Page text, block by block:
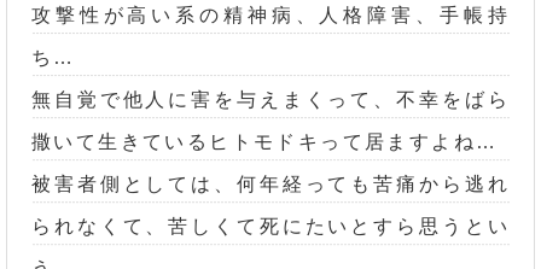
攻撃性が高い系の精神病、人格障害、手帳持
ち…
無自覚で他人に害を与えまくって、不幸をばら
撒いて生きているヒトモドキって居ますよね…
被害者側としては、何年経っても苦痛から逃れ
られなくて、苦しくて死にたいとすら思うとい